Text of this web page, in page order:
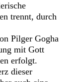
trennt, durch
Pilger Gogha
mit Gott
erfolgt.
dieser